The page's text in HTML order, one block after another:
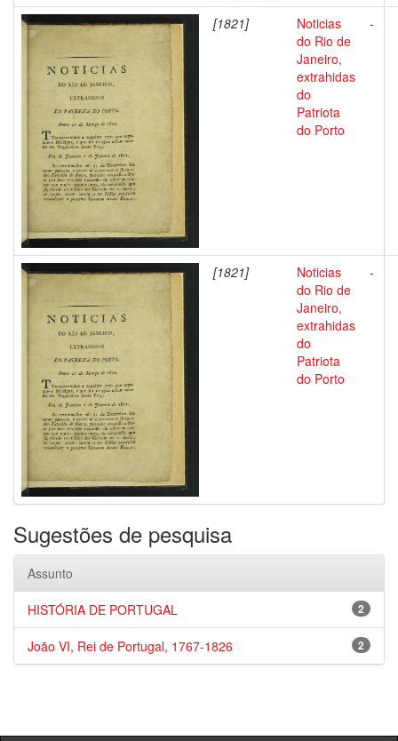
[1821]
Noticias
do Rio de
Janeiro,
extrahidas
do
Patriota
do Porto
-
[1821]
Noticias
do Rio de
Janeiro,
extrahidas
do
Patriota
do Porto
-
Sugestões de pesquisa
Assunto
2
HISTÓRIA DE PORTUGAL
2
João VI, Rei de Portugal, 1767-1826